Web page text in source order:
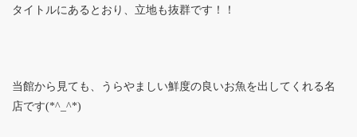
タイトルにあるとおり、立地も抜群です！！
当館から見ても、うらやましい鮮度の良いお魚を出してくれる名
店です(*^_^*)